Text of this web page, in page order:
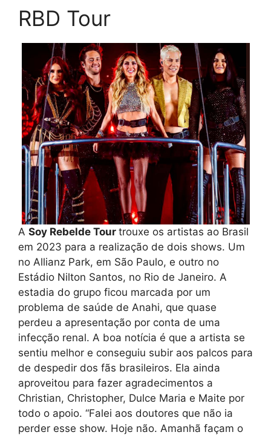
RBD Tour
A Soy Rebelde Tour trouxe os artistas ao Brasil
em 2023 para a realização de dois shows. Um
no Allianz Park, em São Paulo, e outro no
Estádio Nilton Santos, no Rio de Janeiro. A
estadia do grupo ficou marcada por um
problema de saúde de Anahi, que quase
perdeu a apresentação por conta de uma
infecção renal. A boa notícia é que a artista se
sentiu melhor e conseguiu subir aos palcos para
de despedir dos fãs brasileiros. Ela ainda
aproveitou para fazer agradecimentos a
Christian, Christopher, Dulce Maria e Maite por
todo o apoio. “Falei aos doutores que não ia
perder esse show. Hoje não. Amanhã façam o